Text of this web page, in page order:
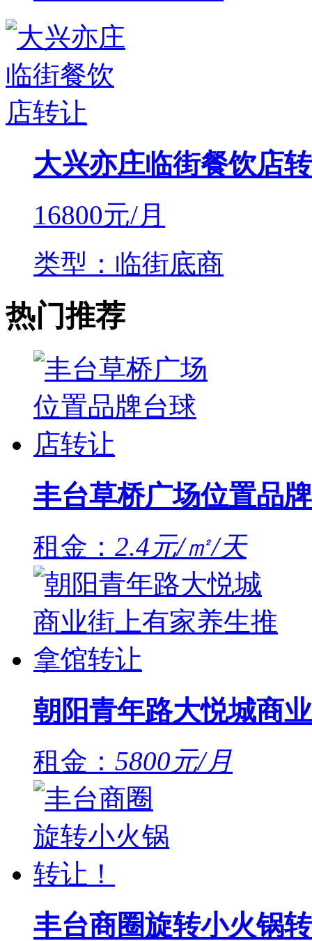
大兴亦庄临街餐饮店
16800元/月
类型：临街底商
热门推荐
丰台草桥广场位置品
租金： 2.4元/㎡/天
朝阳青年路大悦城商
租金： 5800元/月
丰台商圈旋转小火锅